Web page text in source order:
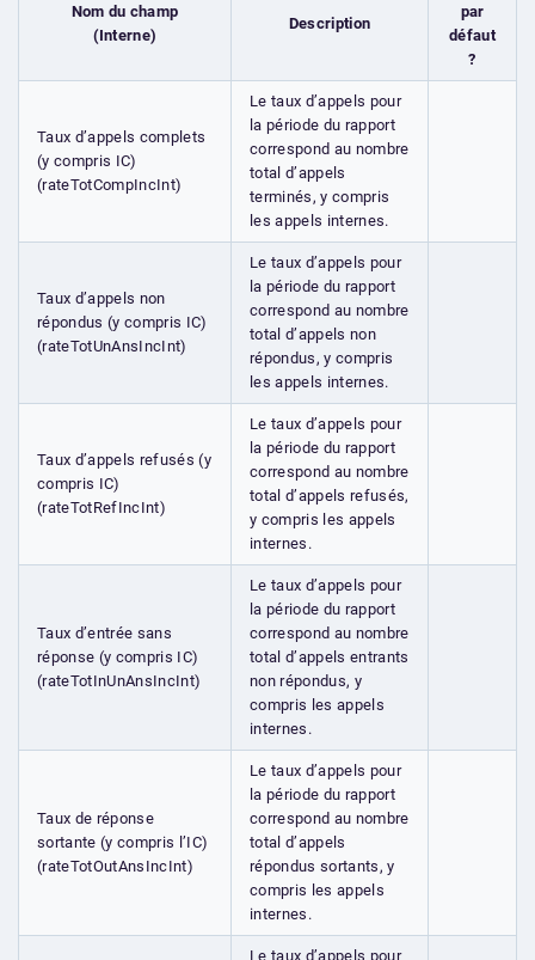
Nom du champ
(Interne)
Description
par
défaut
?
Taux d’appels complets
(y compris IC)
(rateTotCompIncInt)
Le taux d’appels pour
la période du rapport
correspond au nombre
total d’appels
terminés, y compris
les appels internes.
Taux d’appels non
répondus (y compris IC)
(rateTotUnAnsIncInt)
Le taux d’appels pour
la période du rapport
correspond au nombre
total d’appels non
répondus, y compris
les appels internes.
Taux d’appels refusés (y
compris IC)
(rateTotRefIncInt)
Le taux d’appels pour
la période du rapport
correspond au nombre
total d’appels refusés,
y compris les appels
internes.
Taux d’entrée sans
réponse (y compris IC)
(rateTotInUnAnsIncInt)
Le taux d’appels pour
la période du rapport
correspond au nombre
total d’appels entrants
non répondus, y
compris les appels
internes.
Taux de réponse
sortante (y compris l’IC)
(rateTotOutAnsIncInt)
Le taux d’appels pour
la période du rapport
correspond au nombre
total d’appels
répondus sortants, y
compris les appels
internes.
Le taux d’appels pour